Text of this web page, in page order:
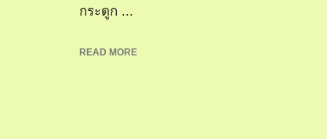
กระดูก ...
READ MORE